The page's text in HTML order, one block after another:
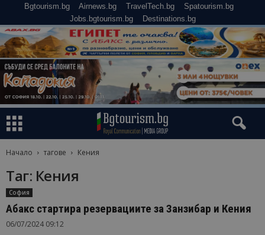
Bgtourism.bg Airnews.bg TravelTech.bg
Spatourism.bg
Jobs.bgtourism.bg
Destinations.bg
Начало тагове Кения
Таг: Кения
София
Абакс стартира резервациите за Занзибар и Кения
06/07/2024 09:12